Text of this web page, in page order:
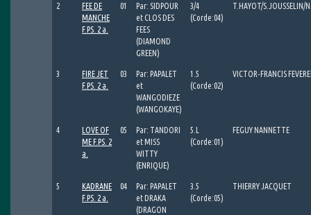
2
FEE DE
MANCHE
F.PS. 2 a.
01
Par: SIDPOUR
et CLOS DES
FEES
(DIAMOND
GREEN)
3/4
(Corde:04)
T.HAYOT/S.JOUSSELIN/
3
FIRE JET
F.PS. 2 a.
03
Par: PAPALET
et
WANGODIEZE
(WANGOKAYE)
1.5
(Corde:02)
VICTOR-FRANCIS
4
LOVE OF
ME F.PS. 2
a.
05
Par: TANDORI
et MISS
WITTY
(ENRIQUE)
5.L
(Corde:01)
FEGUY NANNETTE
5
KADRANE
F.PS. 2 a.
04
Par: PAPALET
et DRAKA
(DRAGON
3.5
(Corde:05)
THIERRY JACQUET